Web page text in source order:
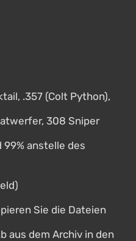
.357 (Colt Python),
308 Sniper
99% anstelle des
Sie die Dateien
aus dem Archiv in den